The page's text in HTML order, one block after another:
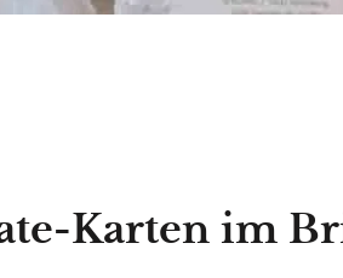
Karten im